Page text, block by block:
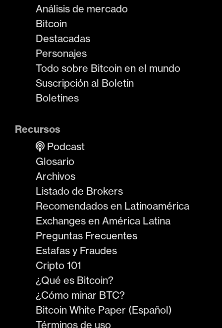
Análisis de mercado
Bitcoin
Destacadas
Personajes
Todo sobre Bitcoin en el mundo
Suscripción al Boletín
Boletines
Recursos
Podcast
Glosario
Archivos
Listado de Brokers
Recomendados en Latinoamérica
Exchanges en América Latina
Preguntas Frecuentes
Estafas y Fraudes
Cripto 101
¿Qué es Bitcoin?
¿Cómo minar BTC?
Bitcoin White Paper (Español)
Términos de uso